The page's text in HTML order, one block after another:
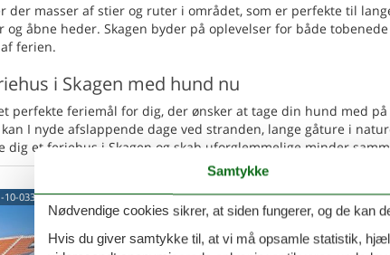
der masser af stier og ruter i området, som er perfekte til
og åbne heder. Skagen byder på oplevelser for både
ferien.
i Skagen med hund nu
perfekte feriemål for dig, der ønsker at tage din hund med
I nyde afslappende dage ved stranden, lange gåture i
dig et feriehus i Skagen og skab uforglemmelige minder
10-0335
Hyggeligt rækkehus
Skagen beliggenhed
Sct. Laurentii Vej - 9990 -
Samtykke
Nødvendige cookies sikrer, at siden fungerer, og de kan
Hvis du giver samtykke til, at vi må opsamle statistik,